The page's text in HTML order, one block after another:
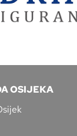
OSIJEKA